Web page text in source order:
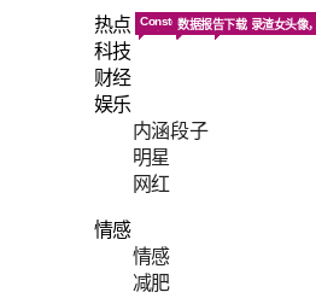
热点 搜集网络热点新闻, 为您解析热点
科技
汇聚知识的地方
财经
娱乐
内涵段子
最hot的段子，最
明星
网红
网红
情感
Constellation
情感
减肥
素食菜谱大全, 素
渣男语录渣女头像
数据报告下载